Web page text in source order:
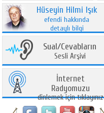
Hüseyin Hilmi Işık
efendi hakkında
detaylı bilgi
Sual/Cevabların
Sesli Arşivi
İnternet
Radyomuzu
dinlemek için tıklayınız